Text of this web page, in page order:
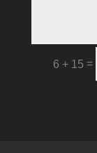
6 + 15 =